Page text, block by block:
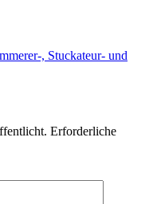
, Stuckateur- und
Erforderliche